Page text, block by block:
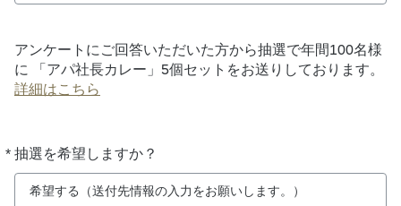
アンケートにご回答いただいた方から抽選で年間100名様
に 「アパ社長カレー」5個セットをお送りしております。
詳細はこちら
* 抽選を希望しますか？
必
須
希望する（送付先情報の入力をお願いします。）